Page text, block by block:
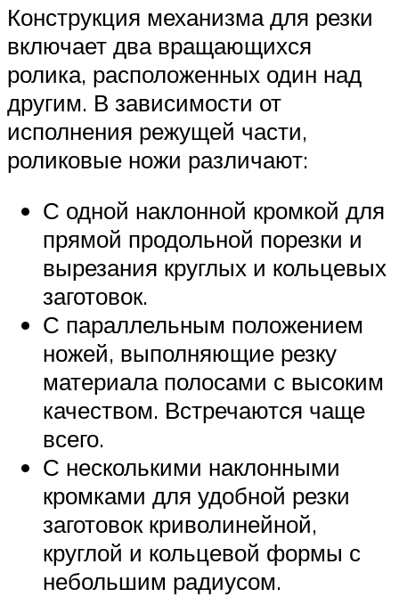
Конструкция механизма для резки
включает два вращающихся
ролика, расположенных один над
другим. В зависимости от
исполнения режущей части,
роликовые ножи различают:
С одной наклонной кромкой для
прямой продольной порезки и
вырезания круглых и кольцевых
заготовок.
С параллельным положением
ножей, выполняющие резку
материала полосами с высоким
качеством. Встречаются чаще
всего.
С несколькими наклонными
кромками для удобной резки
заготовок криволинейной,
круглой и кольцевой формы с
небольшим радиусом.